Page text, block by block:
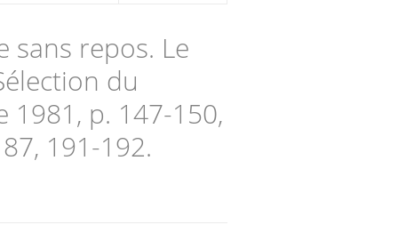
sans repos. Le
du
1981, p. 147-150,
191-192.